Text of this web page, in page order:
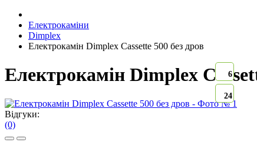
Електрокаміни
Dimplex
Електрокамін Dimplex Cassette 500 без дров
Електрокамін Dimplex 6
24
Відгуки:
(0)